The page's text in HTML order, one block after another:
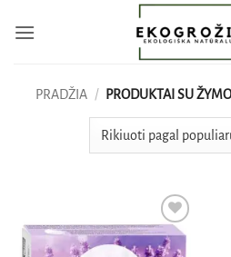
PRADŽIA / PRODUKTAI SU
Pridėti
į norų